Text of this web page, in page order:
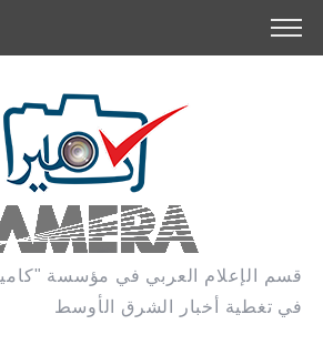
قسم الإعلام العربي في مؤسسة
في تغطية أخبار الشرق الأوسط